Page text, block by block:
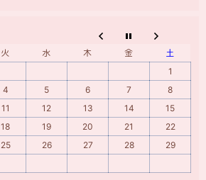
火 水 木 金
土
1
4 5 6 7
8
11 12 13 14
15
18 19 20 21
22
25 26 27 28
29